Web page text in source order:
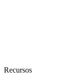
Recursos